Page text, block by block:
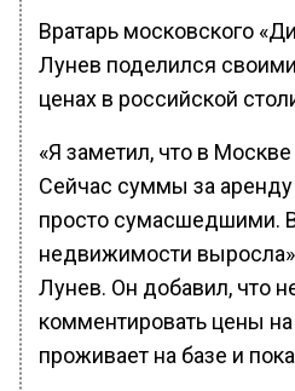
Вратарь московского
Лунев поделился
ценах в российской
«Я заметил, что в
Сейчас суммы за аренду
просто сумасшедшими.
недвижимости
Лунев. Он добавил, что
комментировать цены на
проживает на базе и